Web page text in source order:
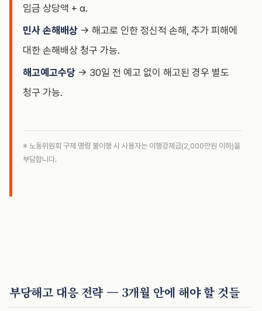
임금 상당액 + α.
민사 손해배상 → 해고로 인한 정신적 손해, 추가 피해에
대한 손해배상 청구 가능.
해고예고수당 → 30일 전 예고 없이 해고된 경우 별도
청구 가능.
※ 노동위원회 구제 명령 불이행 시 사용자는 이행강제금(2,000만원 이하)을
부담합니다.
부당해고 대응 전략 — 3개월 안에 해야 할 것들